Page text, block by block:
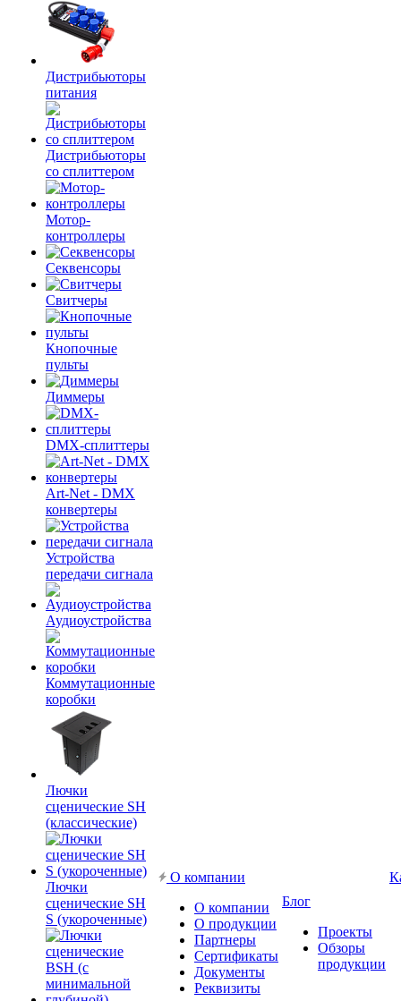
Дистрибьюторы
питания
Дистрибьюторы
со сплиттером
Мотор-
контроллеры
Секвенсоры
Свитчеры
Кнопочные
пульты
Диммеры
DMX-сплиттеры
Art-Net - DMX
конвертеры
Устройства
передачи сигнала
Аудиоустройства
Коммутационные
коробки
Лючки
сценические SH
(классические)
Лючки
сценические SH
S (укороченные)
О компании
О компании
О продукции
Партнеры
Сертификаты
Документы
Реквизиты
Блог
Проекты
Обзоры
продукции